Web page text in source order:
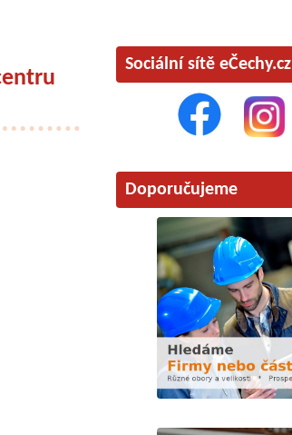
Sociální sítě eČechy.cz
Doporučujeme